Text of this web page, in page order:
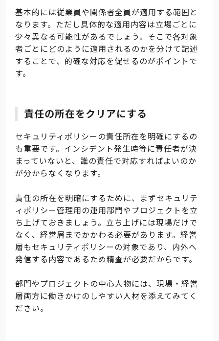
基本的には従業員や関係者全員が適用する範囲と
なります。ただし具体的な適用内容は立場ごとに
少々異なる可能性があるでしょう。そこで各対象
者ごとにどのように適用されるのかを分けて記述
することで、的確な対応を促せるのがポイントで
す。
責任の所在をクリアにする
セキュリティポリシーの責任所在を明確にするの
も重要です。インシデント発生時等に責任者が決
まっていないと、誰の責任で対応すればよいのか
が分からなくなります。
責任の所在を明確にするために、まずセキュリテ
ィポリシー管理用の運用部門やプロジェクトを立
ち上げておきましょう。立ち上げには現場だけで
なく、経営層までかかわる必要があります。経営
層もセキュリティポリシーの対象であり、内外へ
発信する内容であるため精査が必要だからです。
部門やプロジェクトの中心人物には、現場・経営
層両方に働きかけのしやすい人材を添えてみてく
ださい。